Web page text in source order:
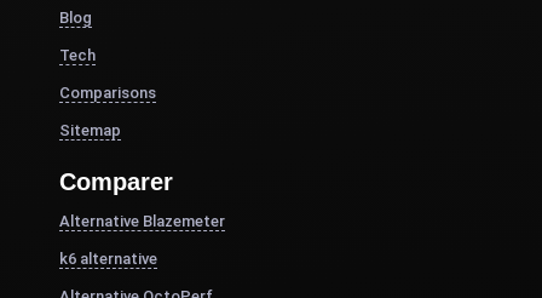
Blog
Tech
Comparisons
Sitemap
Comparer
Alternative Blazemeter
k6 alternative